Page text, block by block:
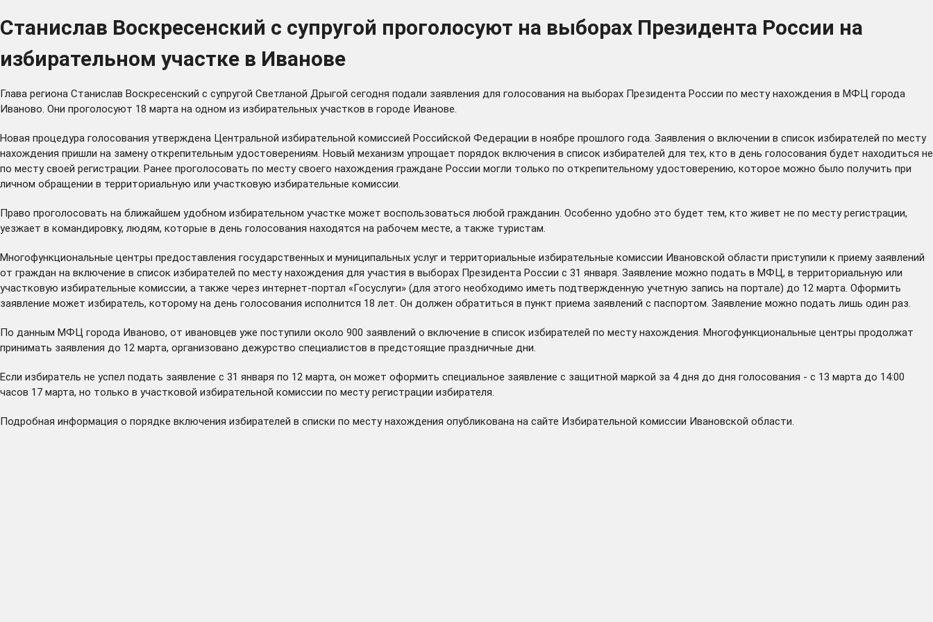
Станислав Воскресенский с супругой проголосуют на выборах Президента России на
избирательном участке в Иванове
Глава региона Станислав Воскресенский с супругой Светланой Дрыгой сегодня подали заявления для голосования на выборах Президента России по месту нахождения в МФЦ города
Иваново. Они проголосуют 18 марта на одном из избирательных участков в городе Иванове.
Новая процедура голосования утверждена Центральной избирательной комиссией Российской Федерации в ноябре прошлого года. Заявления о включении в список избирателей по месту
нахождения пришли на замену открепительным удостоверениям. Новый механизм упрощает порядок включения в список избирателей для тех, кто в день голосования будет находиться не
по месту своей регистрации. Ранее проголосовать по месту своего нахождения граждане России могли только по открепительному удостоверению, которое можно было получить при
личном обращении в территориальную или участковую избирательные комиссии.
Право проголосовать на ближайшем удобном избирательном участке может воспользоваться любой гражданин. Особенно удобно это будет тем, кто живет не по месту регистрации,
уезжает в командировку, людям, которые в день голосования находятся на рабочем месте, а также туристам.
Многофункциональные центры предоставления государственных и муниципальных услуг и территориальные избирательные комиссии Ивановской области приступили к приему заявлений
от граждан на включение в список избирателей по месту нахождения для участия в выборах Президента России с 31 января. Заявление можно подать в МФЦ, в территориальную или
участковую избирательные комиссии, а также через интернет-портал «Госуслуги» (для этого необходимо иметь подтвержденную учетную запись на портале) до 12 марта. Оформить
заявление может избиратель, которому на день голосования исполнится 18 лет. Он должен обратиться в пункт приема заявлений с паспортом. Заявление можно подать лишь один раз.
По данным МФЦ города Иваново, от ивановцев уже поступили около 900 заявлений о включение в список избирателей по месту нахождения. Многофункциональные центры продолжат
принимать заявления до 12 марта, организовано дежурство специалистов в предстоящие праздничные дни.
Если избиратель не успел подать заявление с 31 января по 12 марта, он может оформить специальное заявление с защитной маркой за 4 дня до дня голосования - с 13 марта до 14:00
часов 17 марта, но только в участковой избирательной комиссии по месту регистрации избирателя.
Подробная информация о порядке включения избирателей в списки по месту нахождения опубликована на сайте Избирательной комиссии Ивановской области.